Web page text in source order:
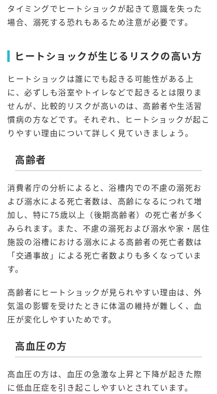
タイミングでヒートショックが起きて意識を失った
場合、溺死する恐れもあるため注意が必要です。
ヒートショックが生じるリスクの高い方
ヒートショックは誰にでも起きる可能性がある上
に、必ずしも浴室やトイレなどで起きるとは限りま
せんが、比較的リスクが高いのは、高齢者や生活習
慣病の方などです。それぞれ、ヒートショックが起こ
りやすい理由について詳しく見ていきましょう。
高齢者
消費者庁の分析によると、浴槽内での不慮の溺死お
よび溺水による死亡者数は、高齢になるにつれて増
加し、特に75歳以上（後期高齢者）の死亡者が多く
みられます。また、不慮の溺死および溺水や家・居住
施設の浴槽における溺水による高齢者の死亡者数は
「交通事故」による死亡者数よりも多くなっていま
す。
高齢者にヒートショックが見られやすい理由は、外
気温の影響を受けたときに体温の維持が難しく、血
圧が変化しやすいためです。
高血圧の方
高血圧の方は、血圧の急激な上昇と下降が起きた際
に低血圧症を引き起こしやすいとされています。